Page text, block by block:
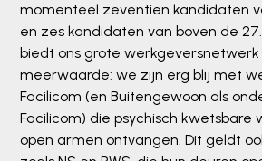
momenteel zeventien kandidaten
en zes kandidaten van boven de
biedt ons grote
meerwaarde: we zijn erg blij met
Facilicom (en Buitengewoon als
Facilicom) die psychisch kwetsbare
open armen ontvangen. Dit geldt